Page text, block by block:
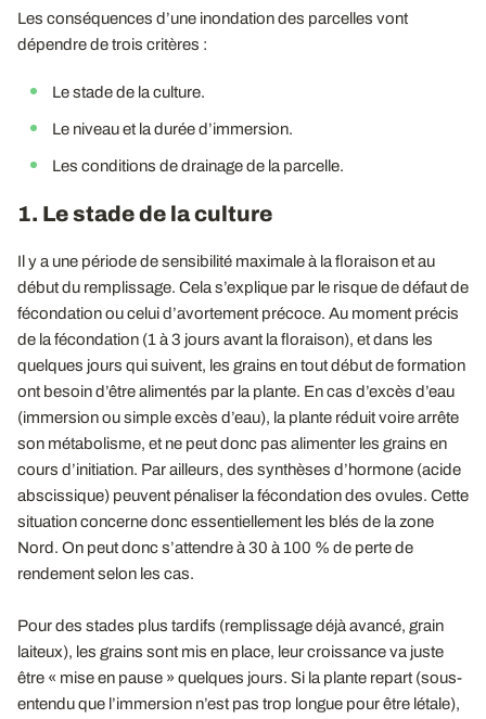
Les conséquences d’une inondation des parcelles vont
dépendre de trois critères :
Le stade de la culture.
Le niveau et la durée d’immersion.
Les conditions de drainage de la parcelle.
1. Le stade de la culture
Il y a une période de sensibilité maximale à la floraison et au
début du remplissage. Cela s’explique par le risque de défaut de
fécondation ou celui d’avortement précoce. Au moment précis
de la fécondation (1 à 3 jours avant la floraison), et dans les
quelques jours qui suivent, les grains en tout début de formation
ont besoin d’être alimentés par la plante. En cas d’excès d’eau
(immersion ou simple excès d’eau), la plante réduit voire arrête
son métabolisme, et ne peut donc pas alimenter les grains en
cours d’initiation. Par ailleurs, des synthèses d’hormone (acide
abscissique) peuvent pénaliser la fécondation des ovules. Cette
situation concerne donc essentiellement les blés de la zone
Nord. On peut donc s’attendre à 30 à 100 % de perte de
rendement selon les cas.
Pour des stades plus tardifs (remplissage déjà avancé, grain
laiteux), les grains sont mis en place, leur croissance va juste
être « mise en pause » quelques jours. Si la plante repart (sous-
entendu que l’immersion n’est pas trop longue pour être létale),